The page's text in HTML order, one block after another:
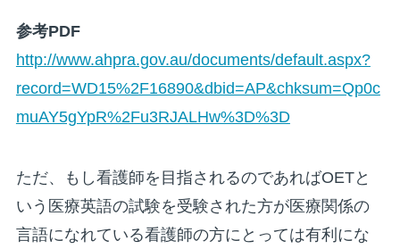
参考PDF
http://www.ahpra.gov.au/documents/default.aspx?
record=WD15%2F16890&dbid=AP&chksum=Qp0c
muAY5gYpR%2Fu3RJALHw%3D%3D
ただ、もし看護師を目指されるのであればOETと
いう医療英語の試験を受験された方が医療関係の
言語になれている看護師の方にとっては有利にな